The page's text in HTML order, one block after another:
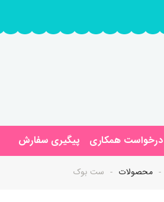
درخواست همکاری پیگیری سفارش
محصولات ست بوک